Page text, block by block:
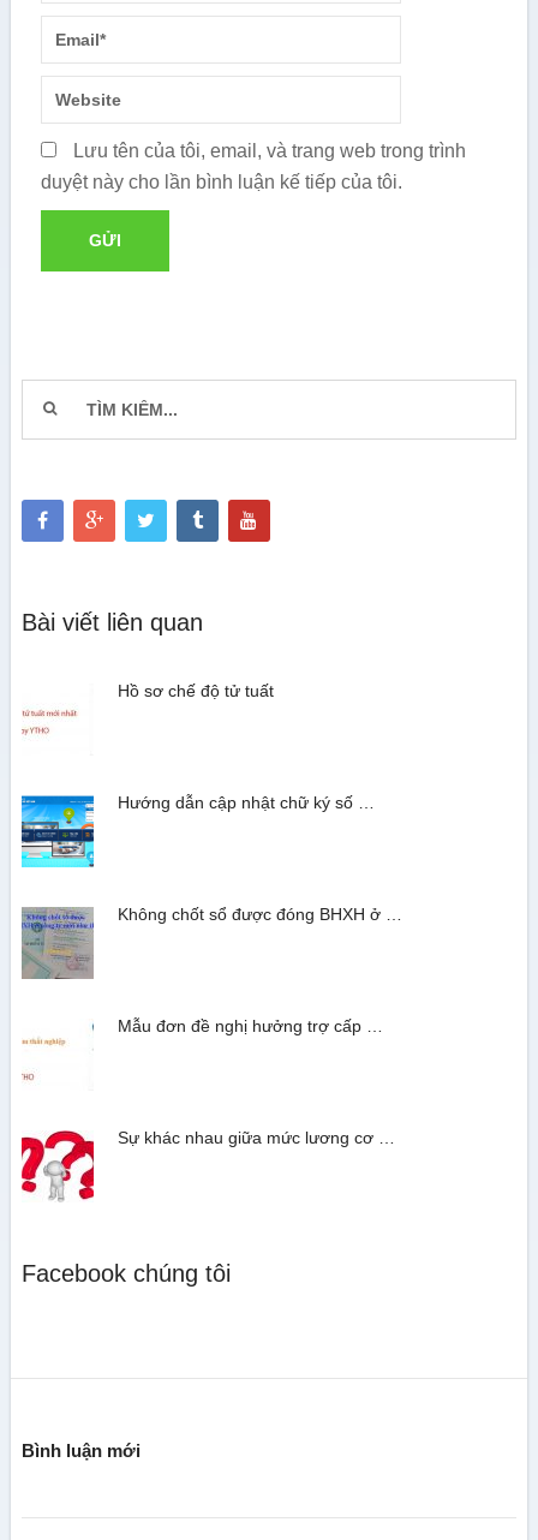
Lưu tên của tôi, email, và trang web trong trình
duyệt này cho lần bình luận kế tiếp của tôi.
Bài viết liên quan
Hồ sơ chế độ tử tuất
Hướng dẫn cập nhật chữ ký số …
Không chốt sổ được đóng BHXH ở …
Mẫu đơn đề nghị hưởng trợ cấp …
Sự khác nhau giữa mức lương cơ …
Facebook chúng tôi
Bình luận mới